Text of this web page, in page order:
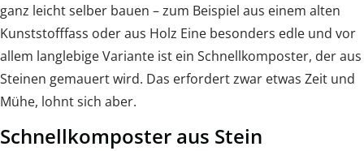
ganz leicht selber bauen – zum Beispiel aus einem alten
Kunststofffass oder aus Holz Eine besonders edle und vor
allem langlebige Variante ist ein Schnellkomposter, der aus
Steinen gemauert wird. Das erfordert zwar etwas Zeit und
Mühe, lohnt sich aber.
Schnellkomposter aus Stein